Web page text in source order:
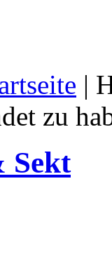
|
zu
Sekt